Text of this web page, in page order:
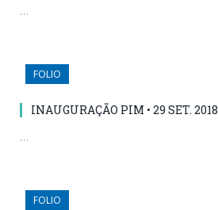
…
FOLIO
INAUGURAÇÃO PIM • 29 SET. 2018
…
FOLIO